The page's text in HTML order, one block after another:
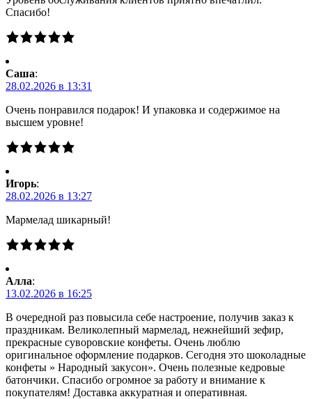
Спасибо!
Саша:
28.02.2026 в 13:31
Очень понравился подарок! И упаковка и содержимое на
высшем уровне!
Игорь:
28.02.2026 в 13:27
Мармелад шикарный!
Алла:
13.02.2026 в 16:25
В очередной раз повысила себе настроение, получив заказ к
праздникам. Великолепный мармелад, нежнейший зефир,
прекрасные суворовские конфеты. Очень люблю
оригинальное оформление подарков. Сегодня это шоколадные
конфеты » Народный закусон». Очень полезные кедровые
батончики. Спасибо огромное за работу и внимание к
покупателям! Доставка аккуратная и оперативная.